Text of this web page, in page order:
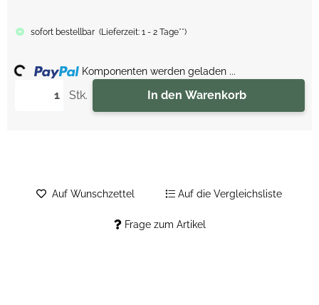
sofort bestellbar (Lieferzeit: 1 - 2 Tage**)
Stk. In den Warenkorb
Komponenten werden geladen ...
Frage zum Artikel
Auf Wunschzettel Auf die Vergleichsliste